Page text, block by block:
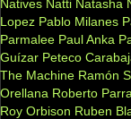
Natives Natti Natasha
Lopez Pablo Milanes
Parmalee Paul Anka
Guízar Peteco
The Machine Ramón
Orellana Roberto Parra
Roy Orbison Ruben